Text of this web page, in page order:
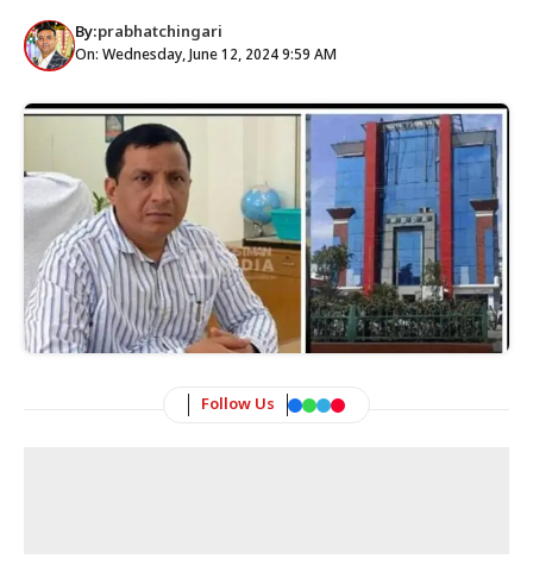
By:prabhatchingari
On: Wednesday, June 12, 2024 9:59 AM
Follow Us